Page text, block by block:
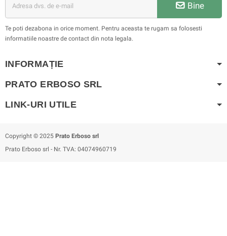
Bine
Te poti dezabona in orice moment. Pentru aceasta te rugam sa folosesti
informatiile noastre de contact din nota legala.
INFORMAȚIE
PRATO ERBOSO SRL
LINK-URI UTILE
Copyright © 2025 Prato Erboso srl
Prato Erboso srl - Nr. TVA: 04074960719